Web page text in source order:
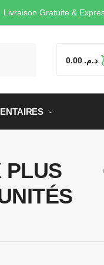
د.م. 0.00
PLUS